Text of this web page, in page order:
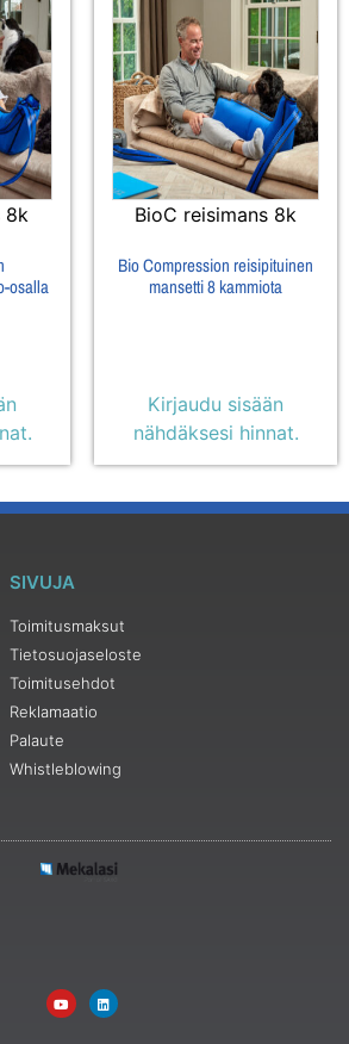
8k
osalla
BioC reisimans 8k
Bio Compression reisipituinen
mansetti 8 kammiota
Kirjaudu sisään
nähdäksesi hinnat.
SIVUJA
Toimitusmaksut
Tietosuojaseloste
Toimitusehdot
Reklamaatio
Palaute
Whistleblowing